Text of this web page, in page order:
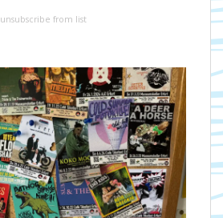
unsubscribe from list